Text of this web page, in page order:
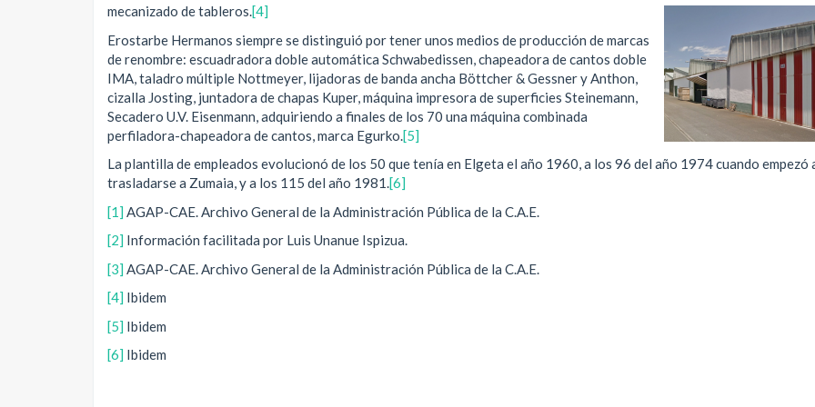
mecanizado de tableros.[4]
Erostarbe Hermanos siempre se distinguió por tener unos medios de producción de marcas
de renombre: escuadradora doble automática Schwabedissen, chapeadora de cantos doble
IMA, taladro múltiple Nottmeyer, lijadoras de banda ancha Böttcher & Gessner y Anthon,
cizalla Josting, juntadora de chapas Kuper, máquina impresora de superficies Steinemann,
Secadero U.V. Eisenmann, adquiriendo a finales de los 70 una máquina combinada
perfiladora-chapeadora de cantos, marca Egurko. [5]
La plantilla de empleados evolucionó de los 50 que tenía en Elgeta el año 1960, a los 96 del año 1974 cuando empezó
trasladarse a Zumaia, y a los 115 del año 1981.[6]
[1] AGAP-CAE. Archivo General de la Administración Pública de la C.A.E.
[2] Información facilitada por Luis Unanue Ispizua.
[3] AGAP-CAE. Archivo General de la Administración Pública de la C.A.E.
[4] Ibidem
[5] Ibidem
[6] Ibidem